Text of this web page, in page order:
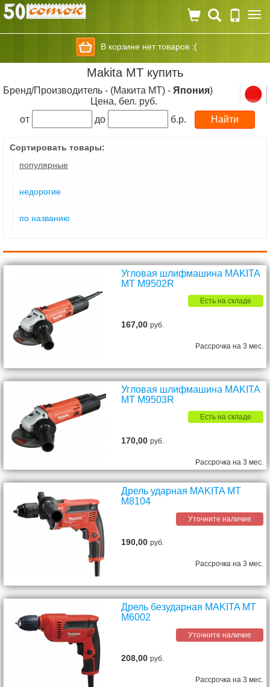
В корзине нет товаров :(
Makita MT купить
Бренд/Производитель - (Макита МТ) - Япония)
Цена, бел. руб.
от
до б.р.
Сортировать товары:
популярные
недорогие
по названию
Угловая шлифмашина MAKITA
MT M9502R
Есть на складе
167,00руб.
Рассрочка на 3 мес.
Угловая шлифмашина MAKITA
MT M9503R
Есть на складе
170,00руб.
Рассрочка на 3 мес.
Дрель ударная MAKITA MT
M8104
Уточните наличие
190,00руб.
Рассрочка на 3 мес.
Дрель безударная MAKITA MT
M6002
Уточните наличие
208,00руб.
Рассрочка на 3 мес.